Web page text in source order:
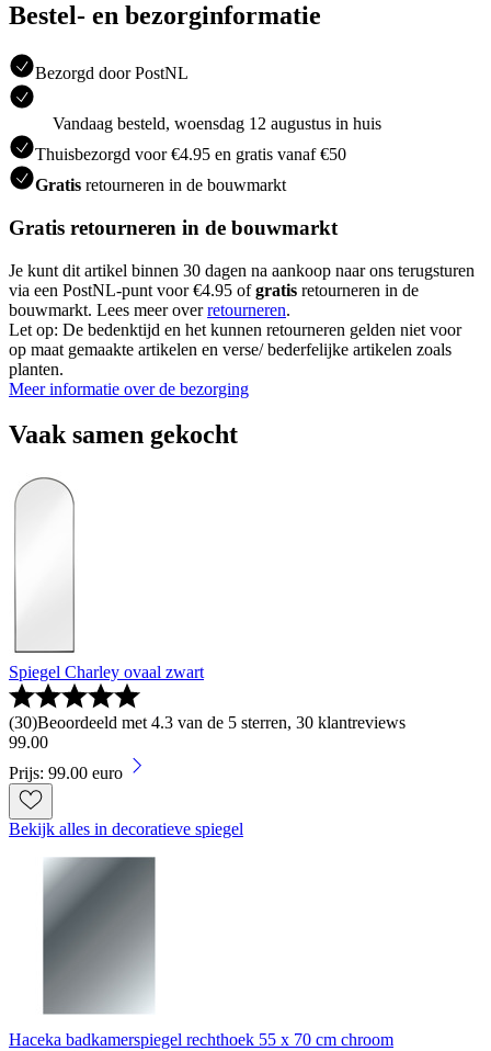
Bestel- en bezorginformatie
Bezorgd door PostNL
Vandaag besteld, woensdag 12 augustus in huis
Thuisbezorgd voor €4.95 en gratis vanaf €50
Gratis retourneren in de bouwmarkt
Gratis retourneren in de bouwmarkt
Je kunt dit artikel binnen 30 dagen na aankoop naar ons terugsturen
via een PostNL-punt voor €4.95 ofgratis retourneren in de
bouwmarkt. Lees meer overretourneren.
Let op: De bedenktijd en het kunnen retourneren gelden niet voor
op maat gemaakte artikelen en verse/ bederfelijke artikelen zoals
planten.
Meer informatie over de bezorging
Vaak samen gekocht
Spiegel Charley ovaal zwart
(30)Beoordeeld met 4.3 van de 5 sterren, 30 klantreviews
99.00
Prijs: 99.00 euro
Bekijk alles in decoratieve spiegel
Haceka badkamerspiegel rechthoek 55 x 70 cm chroom